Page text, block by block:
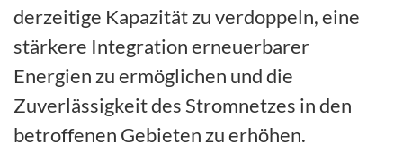
derzeitige Kapazität zu verdoppeln, eine
stärkere Integration erneuerbarer
Energien zu ermöglichen und die
Zuverlässigkeit des Stromnetzes in den
betroffenen Gebieten zu erhöhen.